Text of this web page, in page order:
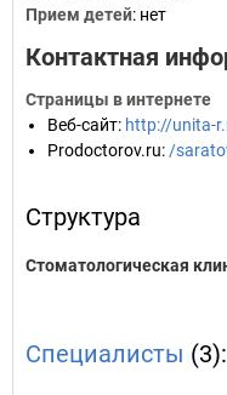
Прием детей: нет
Контактная
Страницы в интернете
Веб-сайт: http://unita-
Prodoctorov.ru: /
Структура
Стоматологическая
Специалисты (3):